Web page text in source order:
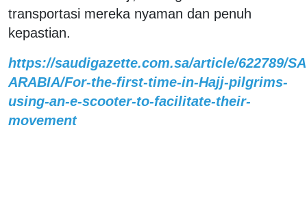
transportasi mereka nyaman dan penuh
kepastian.
https://saudigazette.com.sa/article/622789/
ARABIA/For-the-first-time-in-Hajj-pilgrims-
using-an-e-scooter-to-facilitate-their-
movement